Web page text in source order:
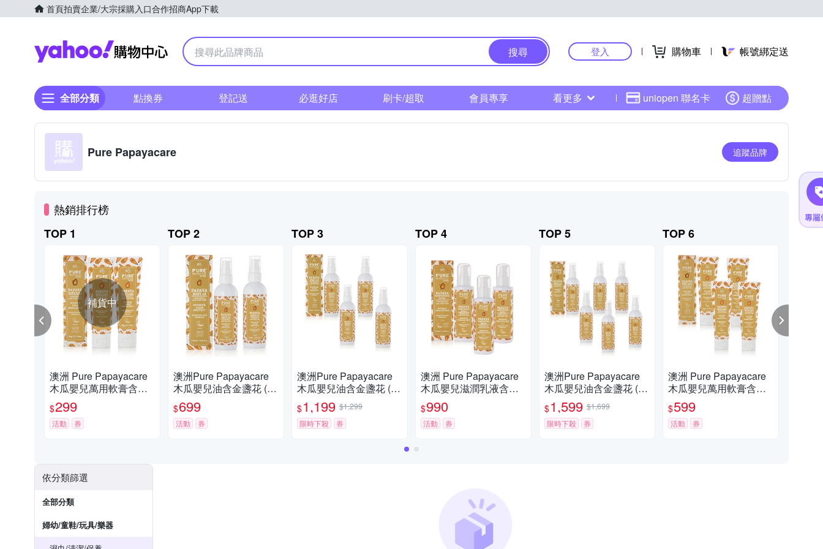
首頁拍賣企業/大宗採購入口合作招商App下載
Yahoo購物中心
搜尋 登入 購物車 帳號綁定送
全部分類 點換券 登記送 必逛好店 刷卡/超取 會員專享 看更多 uniopen 聯名卡 超贈點
Pure Papayacare 追蹤品牌
熱銷排行榜
TOP 1
補貨中
澳洲 Pure Papayacare
木瓜嬰兒萬用軟膏含金
盞花(2入組 50g/條) 即期
品-2026年8月16日到期
$299
活動 券
TOP 2
澳洲Pure Papayacare
木瓜嬰兒油含金盞花 (2
入組 125ml/瓶) 即期品-2
027年1月到期
$699
活動 券
TOP 3
澳洲Pure Papayacare
木瓜嬰兒油含金盞花 (4
入組 125ml/瓶)
$1,199 $1,299
限時下殺
券
TOP 4
澳洲 Pure Papayacare
木瓜嬰兒滋潤乳液含金
盞花(3入組 150ml/瓶) 即
期品-2025年11月到期
$990
活動 券
TOP 5
澳洲Pure Papayacare
木瓜嬰兒油含金盞花 (6
入組 125ml/瓶) 即期品-2
027年1月到期
$1,599 $1,699
限時下殺
券
TOP 6
澳洲 Pure Papayacare
木瓜嬰兒萬用軟膏含金
盞花(4入組 50g/條) 即期
品-2026年8月16日到期
$599
活動 券
依分類篩選
全部分類
婦幼/童鞋/玩具/樂器